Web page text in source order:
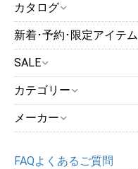
カタログ
新着･予約･限定アイテム
SALE
カテゴリー
メーカー
FAQよくあるご質問